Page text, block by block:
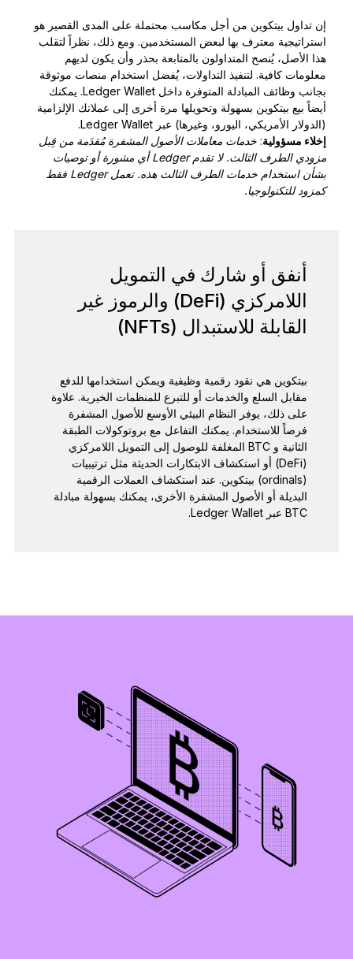
إن تداول بيتكوين من أجل مكاسب محتملة على المدى القصير هو
استراتيجية معترف بها لبعض المستخدمين. ومع ذلك، نظراً لتقلب
هذا الأصل، يُنصح المتداولون بالمتابعة بحذر وأن يكون لديهم
معلومات كافية. لتنفيذ التداولات، يُفضل استخدام منصات موثوقة
بجانب وظائف المبادلة المتوفرة داخل Ledger Wallet. يمكنك
أيضاً بيع بيتكوين بسهولة وتحويلها مرة أخرى إلى عملاتك الإلزامية
(الدولار الأمريكي، اليورو، وغيرها) عبر Ledger Wallet.
إخلاء مسؤولية:خدمات معاملات الأصول المشفرة مُقدَمة من قِبل
مزودي الطرف الثالث. لا تقدم Ledger أي مشورة أو توصيات
بشأن استخدام خدمات الطرف الثالث هذه. تعمل Ledger فقط
كمزود للتكنولوجيا.
أنفق أو شارك في التمويل
اللامركزي (DeFi) والرموز غير
القابلة للاستبدال (NFTs)
بيتكوين هي نقود رقمية وظيفية ويمكن استخدامها للدفع
مقابل السلع والخدمات أو للتبرع للمنظمات الخيرية. علاوة
على ذلك، يوفر النظام البيئي الأوسع للأصول المشفرة
فرصاً للاستخدام. يمكنك التفاعل مع بروتوكولات الطبقة
الثانية و BTC المغلفة للوصول إلى التمويل اللامركزي
(DeFi) أو استكشاف الابتكارات الحديثة مثل ترتيبيات
(ordinals) بيتكوين. عند استكشاف العملات الرقمية
البديلة أو الأصول المشفرة الأخرى، يمكنك بسهولة مبادلة
BTC عبر Ledger Wallet.